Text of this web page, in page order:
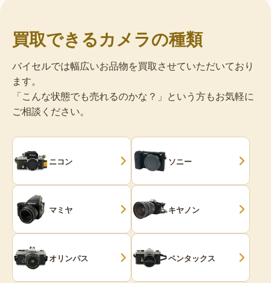
買取できるカメラの種類
バイセルでは幅広いお品物を買取させていただいており
ます。
「こんな状態でも売れるのかな？」という方もお気軽に
ご相談ください。
ニコン ソニー
マミヤ キヤノン
オリンパス ペンタックス